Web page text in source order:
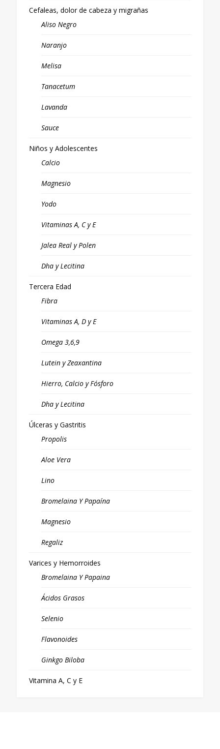
Cefaleas, dolor de cabeza y migrañas
Aliso Negro
Naranjo
Melisa
Tanacetum
Lavanda
Sauce
Niños y Adolescentes
Calcio
Magnesio
Yodo
Vitaminas A, C y E
Jalea Real y Polen
Dha y Lecitina
Tercera Edad
Fibra
Vitaminas A, D y E
Omega 3,6,9
Lutein y Zeaxantina
Hierro, Calcio y Fósforo
Dha y Lecitina
Úlceras y Gastritis
Propolis
Aloe Vera
Lino
Bromelaina Y Papaína
Magnesio
Regaliz
Varices y Hemorroides
Bromelaina Y Papaina
Ácidos Grasos
Selenio
Flavonoides
Ginkgo Biloba
Vitamina A, C y E